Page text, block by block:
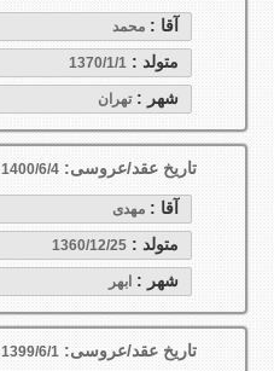
آقا : محمد
متولد : 1370/1/1
شهر :تهران
تاریخ عقد/عروسی: 1400/6/4
آقا : مهدی
متولد : 1360/12/25
شهر : ابهر
تاریخ عقد/عروسی: 1399/6/1